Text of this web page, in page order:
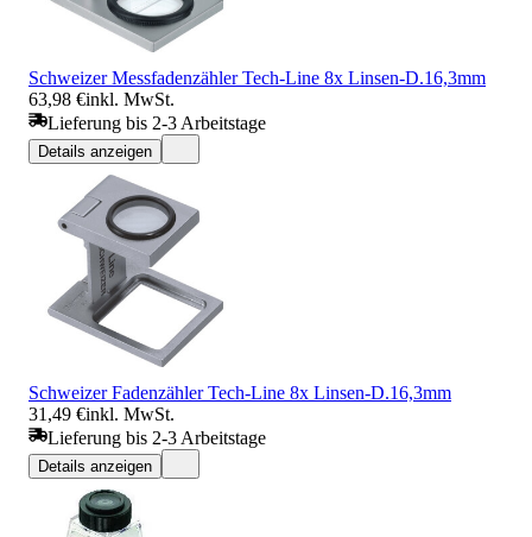
Schweizer Messfadenzähler Tech-Line 8x Linsen-D.16,3mm
63,98 €inkl. MwSt.
Lieferung bis 2-3 Arbeitstage
Details anzeigen
Schweizer Fadenzähler Tech-Line 8x Linsen-D.16,3mm
31,49 €inkl. MwSt.
Lieferung bis 2-3 Arbeitstage
Details anzeigen